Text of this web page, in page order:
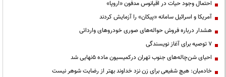
احتمال وجود حیات در اقیانوس مدفون «اروپا»
آمریکا و اسرائیل سامانه «پیکان» را آزمایش کردند
هشدار درباره فروش حواله‌های صوری خودروهای وارداتی
۷ توصیه برای آغاز نویسندگی
احیای شن‌چاله‌های جنوب تهران درکمیسیون ماده ۵نهایی شد
خادمیان: هیچ شفیعی برای زن نزد خداوند بهتر از رضایت شوهر نیست